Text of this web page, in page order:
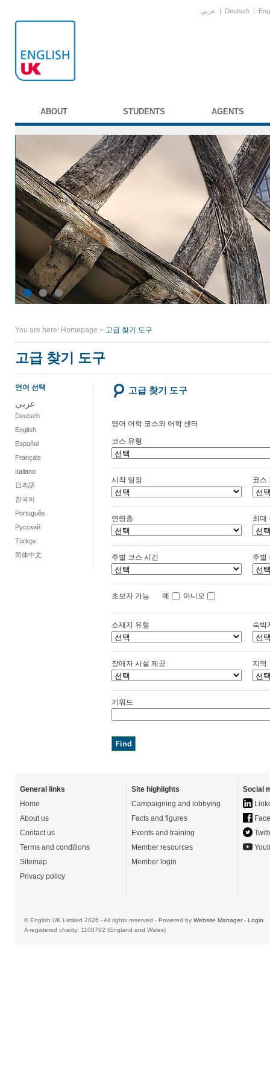
عربي | Deutsch |
ABOUT STUDENTS AGENTS
You are here: Homepage > 고급 찾기 도구
고급 찾기 도구
언어 선택
عربي
Deutsch
English
Español
Français
Italiano
日本語
한국어
Português
Русский
Türkçe
简体中文
고급 찾기 도구
영어 어학 코스와 어학 센터
코스 유형
시작 일정 코스
연령층 최대
주별 코스 시간 주별
초보자 가능 예 아니오
소재지 유형 숙박
장애자 시설 제공 지역
키워드
General links
Home
About us
Contact us
Terms and conditions
Sitemap
Privacy policy
Site highlights
Campaigning and lobbying
Facts and figures
Events and training
Member resources
Member login
Social
© English UK Limited 2026 - All rights reserved - Powered by Website Manager- Login
A registered charity: 1108792 (England and Wales)